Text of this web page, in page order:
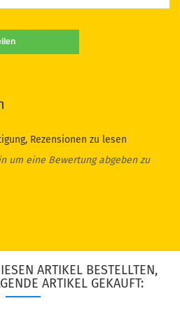
Rezensionen zu lesen
um eine Bewertung abgeben zu
ARTIKEL BESTELLTEN,
ARTIKEL GEKAUFT: